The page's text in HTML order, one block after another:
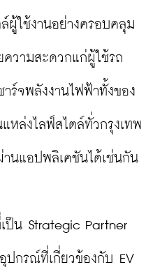
ผู้ใช้งานอย่างครอบคลุม
วามสะดวกแก่ผู้ใช้รถ
ร์จพลังงานไฟฟ้าทั้งของ
หล่งไลฟ์สไตล์ทั่วกรุงเทพ
านแอปพลิเคชันได้เช่นกัน
น Strategic Partner
ปกรณ์ที่เกี่ยวข้องกับ EV